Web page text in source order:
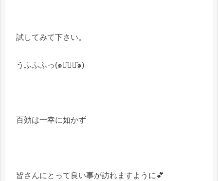
試してみて下さい。
うふふふっ(๑･̑◡･̑๑)
百効は一幸に如かず
皆さんにとって良い事が訪れますように💕